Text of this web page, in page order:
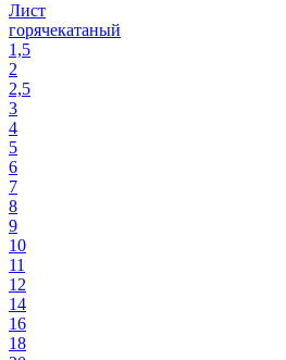
Лист
горячекатаный
1,5
2
2,5
3
4
5
6
7
8
9
10
11
12
14
16
18